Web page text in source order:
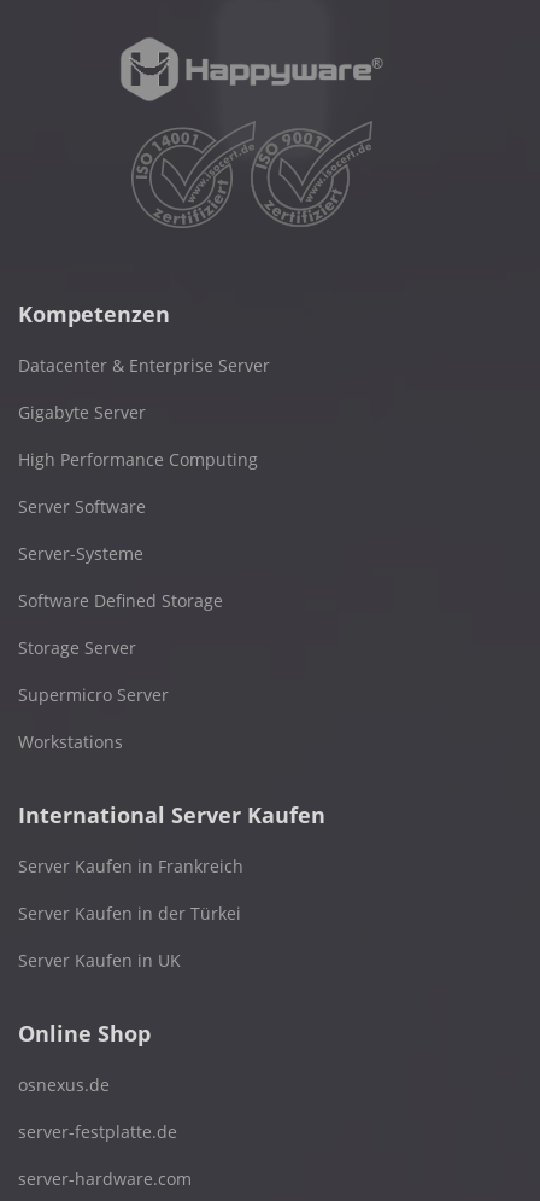
Kompetenzen
Datacenter & Enterprise Server
Gigabyte Server
High Performance Computing
Server Software
Server-Systeme
Software Defined Storage
Storage Server
Supermicro Server
Workstations
International Server Kaufen
Server Kaufen in Frankreich
Server Kaufen in der Türkei
Server Kaufen in UK
Online Shop
osnexus.de
server-festplatte.de
server-hardware.com